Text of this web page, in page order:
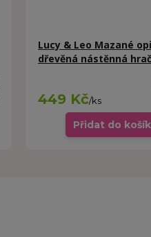
Lucy & Leo Mazané
dřevěná nástěnná
449 Kč/ks
Přidat do